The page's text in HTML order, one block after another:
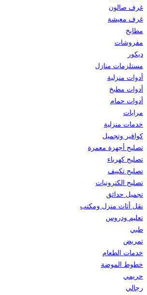
غرف صالون
غرف معيشة
مطابخ
مفروشات
ديكور
مستلزمات منازل
أدوات منزلية
أدوات مطبخ
أدوات حمام
مرايات
خدمات منزلية
كوافير وتجميل
تصليح أجهزة معمرة
تصليح كهرباء
تصليح تكييف
تصليح الكترونيات
تجميل حدائق
نقل أثاث منزل ومكتب
تعليم ودروس
طبي
تمريض
خدمات الطعام
خطوط الموضة
حريمي
رجالي